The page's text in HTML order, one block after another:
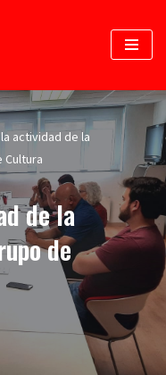
actividad de la
Cultura
de la
de